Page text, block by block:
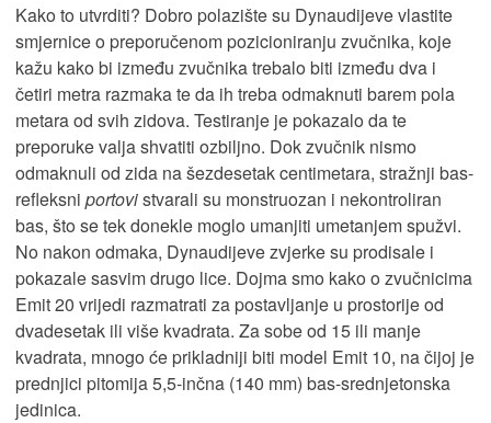
Kako to utvrditi? Dobro polazište su Dynaudijeve vlastite
smjernice o preporučenom pozicioniranju zvučnika, koje
kažu kako bi između zvučnika trebalo biti između dva i
četiri metra razmaka te da ih treba odmaknuti barem pola
metara od svih zidova. Testiranje je pokazalo da te
preporuke valja shvatiti ozbiljno. Dok zvučnik nismo
odmaknuli od zida na šezdesetak centimetara, stražnji bas-
refleksni portovistvarali su monstruozan i nekontroliran
bas, što se tek donekle moglo umanjiti umetanjem spužvi.
No nakon odmaka, Dynaudijeve zvjerke su prodisale i
pokazale sasvim drugo lice. Dojma smo kako o zvučnicima
Emit 20 vrijedi razmatrati za postavljanje u prostorije od
dvadesetak ili više kvadrata. Za sobe od 15 ili manje
kvadrata, mnogo će prikladniji biti model Emit 10, na čijoj je
prednjici pitomija 5,5-inčna (140 mm) bas-srednjetonska
jedinica.